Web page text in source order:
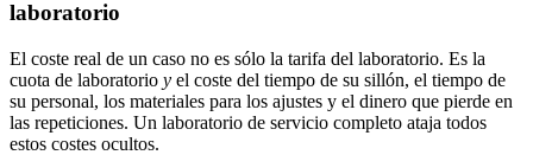
laboratorio
El coste real de un caso no es sólo la tarifa del laboratorio. Es la
cuota de laboratorio y el coste del tiempo de su sillón, el tiempo de
su personal, los materiales para los ajustes y el dinero que pierde en
las repeticiones. Un laboratorio de servicio completo ataja todos
estos costes ocultos.